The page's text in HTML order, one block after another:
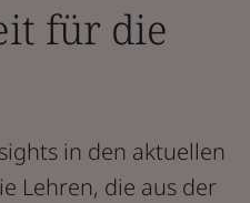
für die
in den aktuellen
Lehren, die aus der